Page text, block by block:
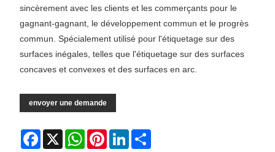
sincèrement avec les clients et les commerçants pour le
gagnant-gagnant, le développement commun et le progrès
commun. Spécialement utilisé pour l'étiquetage sur des
surfaces inégales, telles que l'étiquetage sur des surfaces
concaves et convexes et des surfaces en arc.
envoyer une demande
Facebook
X WhatsAppPinterestLinkedIn